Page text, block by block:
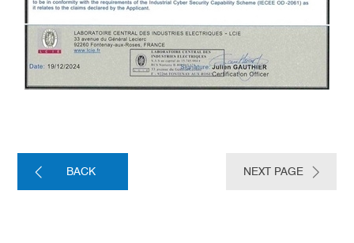
BACK NEXT PAGE